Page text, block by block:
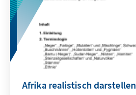
Afrika realistisch darstellen